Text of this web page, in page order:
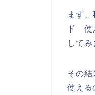
まず
ド 使
してみ
その結
使える